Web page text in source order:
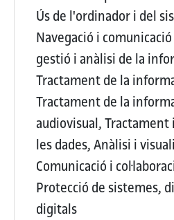
Ús de l'ordinador i del
Navegació i
gestió i anàlisi de la
Tractament de la
Tractament de la
audiovisual,
les dades, Anàlisi i
Comunicació i
Protecció de sistemes,
digitals